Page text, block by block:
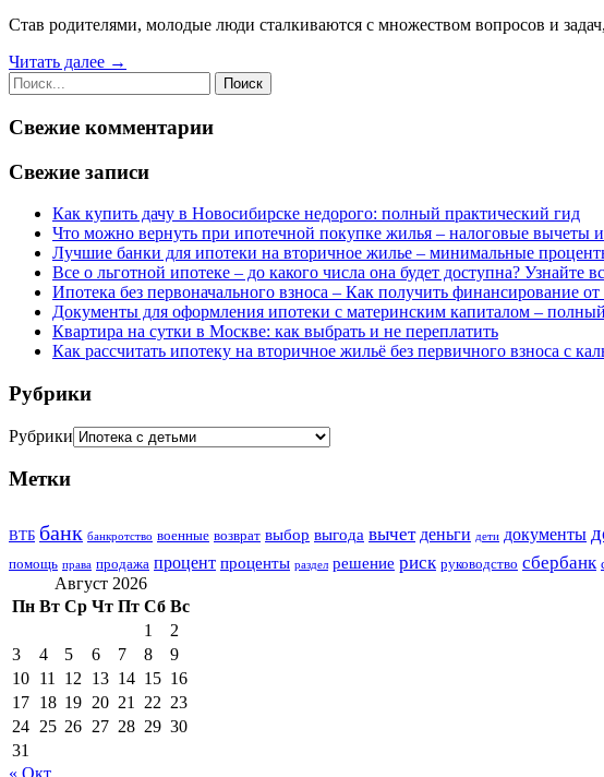
Став родителями, молодые люди сталкиваются с множеством вопросов и
Читать далее →
Свежие комментарии
Свежие записи
Как купить дачу в Новосибирске недорого: полный практический гид
Что можно вернуть при ипотечной покупке жилья – налоговые вычеты
Лучшие банки для ипотеки на вторичное жилье – минимальные
Все о льготной ипотеке – до какого числа она будет доступна? Узнайте
Ипотека без первоначального взноса – Как получить финансирование
Документы для оформления ипотеки с материнским капиталом –
Квартира на сутки в Москве: как выбрать и не переплатить
Как рассчитать ипотеку на вторичное жильё без первичного взноса с
Рубрики
Рубрики
Метки
ВТБ банк банкротство военные возврат выбор выгода вычет деньги дети документы
помощь права продажа процент проценты раздел решение риск руководство сбербанк
Август 2026
Пн Вт Ср Чт Пт Сб Вс
1
2
3
4 5 6 7 8
9
10 11 12 13 14 15 16
17 18 19 20 21 22 23
24 25 26 27 28 29 30
31